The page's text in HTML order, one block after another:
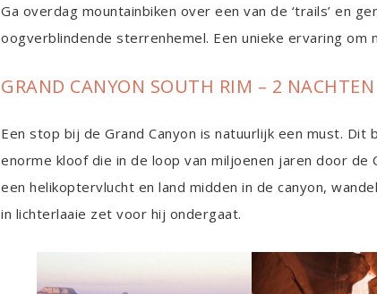
Ga overdag mountainbiken over een van de ‘trails’ en
oogverblindende sterrenhemel. Een unieke ervaring
GRAND CANYON SOUTH RIM – 2 NACHTEN
Een stop bij de Grand Canyon is natuurlijk een must. Dit
enorme kloof die in de loop van miljoenen jaren door de
een helikoptervlucht en land midden in de canyon,
in lichterlaaie zet voor hij ondergaat.